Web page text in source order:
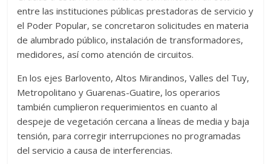
entre las instituciones públicas prestadoras de servicio y
el Poder Popular, se concretaron solicitudes en materia
de alumbrado público, instalación de transformadores,
medidores, así como atención de circuitos.
En los ejes Barlovento, Altos Mirandinos, Valles del Tuy,
Metropolitano y Guarenas-Guatire, los operarios
también cumplieron requerimientos en cuanto al
despeje de vegetación cercana a líneas de media y baja
tensión, para corregir interrupciones no programadas
del servicio a causa de interferencias.